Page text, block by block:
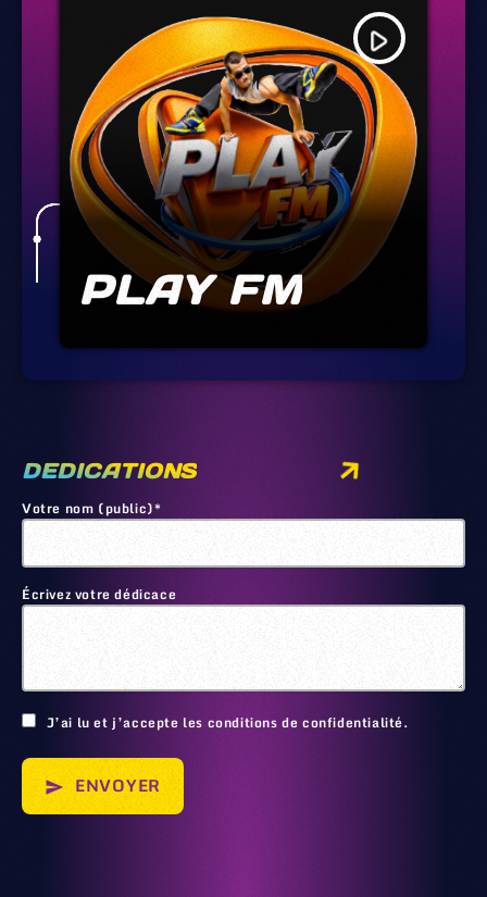
play_arrow
PLAY FM
DEDICATIONS
Votre nom (public)*
Écrivez votre dédicace
J’ai lu et j’accepte les conditions de confidentialité.
send ENVOYER